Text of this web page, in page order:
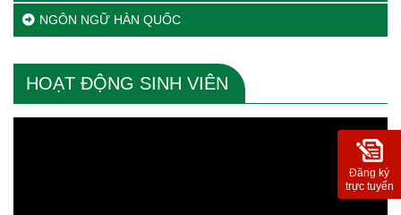
NGÔN NGỮ HÀN QUỐC
HOẠT ĐỘNG SINH VIÊN
Đăng ký
trực tuyến